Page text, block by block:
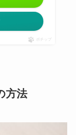
ポチップ
方法